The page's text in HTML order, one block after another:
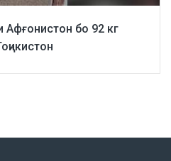
бо 92 кг